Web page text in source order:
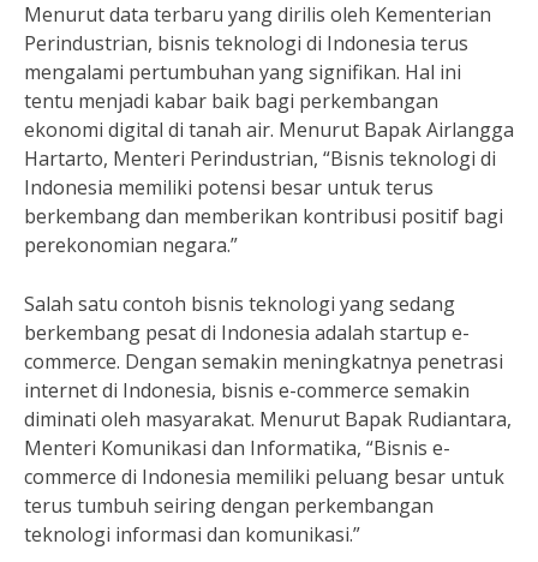
Menurut data terbaru yang dirilis oleh Kementerian
Perindustrian, bisnis teknologi di Indonesia terus
mengalami pertumbuhan yang signifikan. Hal ini
tentu menjadi kabar baik bagi perkembangan
ekonomi digital di tanah air. Menurut Bapak Airlangga
Hartarto, Menteri Perindustrian, “Bisnis teknologi di
Indonesia memiliki potensi besar untuk terus
berkembang dan memberikan kontribusi positif bagi
perekonomian negara.”
Salah satu contoh bisnis teknologi yang sedang
berkembang pesat di Indonesia adalah startup e-
commerce. Dengan semakin meningkatnya penetrasi
internet di Indonesia, bisnis e-commerce semakin
diminati oleh masyarakat. Menurut Bapak Rudiantara,
Menteri Komunikasi dan Informatika, “Bisnis e-
commerce di Indonesia memiliki peluang besar untuk
terus tumbuh seiring dengan perkembangan
teknologi informasi dan komunikasi.”